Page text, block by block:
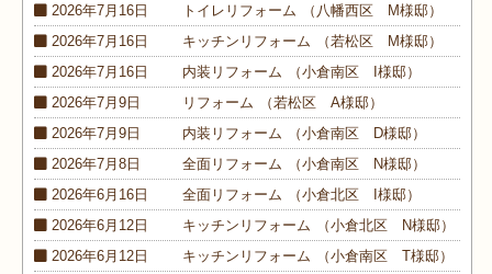
2026年7月16日 トイレ リフォーム
（八幡西区 M様邸）
2026年7月16日
キッチン リフォーム
（若松区 M様邸）
2026年7月16日
内装 リフォーム
（小倉南区 I様邸）
2026年7月9日
リフォーム
（若松区 A様邸）
2026年7月9日
内装 リフォーム
（小倉南区 D様邸）
2026年7月8日
全面 リフォーム
（小倉南区 N様邸）
2026年6月16日
全面 リフォーム
（小倉北区 I様邸）
2026年6月12日
キッチン リフォーム
（小倉北区 N様邸）
2026年6月12日
キッチン リフォーム
（小倉南区 T様邸）